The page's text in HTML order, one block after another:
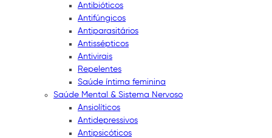
Antibióticos
Antifúngicos
Antiparasitários
Antissépticos
Antivirais
Repelentes
Saúde íntima feminina
Saúde Mental & Sistema Nervoso
Ansiolíticos
Antidepressivos
Antipsicóticos